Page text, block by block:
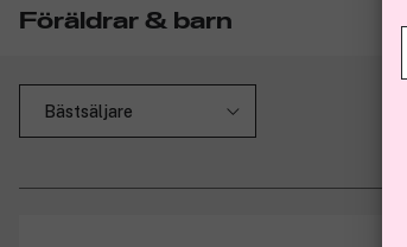
Föräldrar & barn